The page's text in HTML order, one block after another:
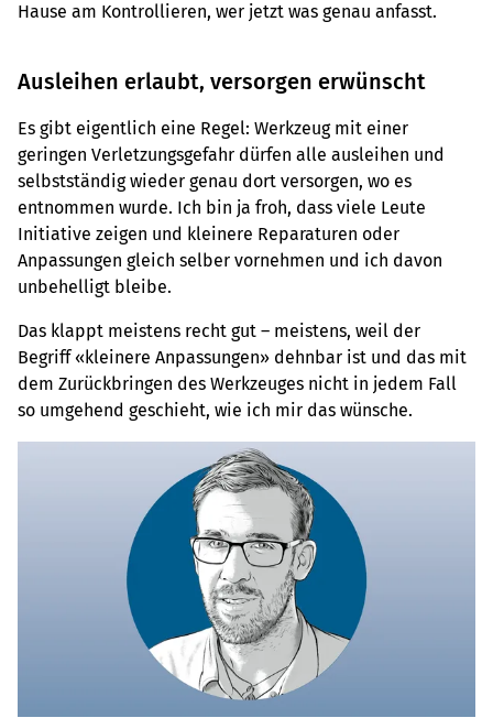
Hause am Kontrollieren, wer jetzt was genau anfasst.
Ausleihen erlaubt, versorgen erwünscht
Es gibt eigentlich eine Regel: Werkzeug mit einer
geringen Verletzungsgefahr dürfen alle ausleihen und
selbstständig wieder genau dort versorgen, wo es
entnommen wurde. Ich bin ja froh, dass viele Leute
Initiative zeigen und kleinere Reparaturen oder
Anpassungen gleich selber vornehmen und ich davon
unbehelligt bleibe.
Das klappt meistens recht gut – meistens, weil der
Begriff «kleinere Anpassungen» dehnbar ist und das mit
dem Zurückbringen des Werkzeuges nicht in jedem Fall
so umgehend geschieht, wie ich mir das wünsche.